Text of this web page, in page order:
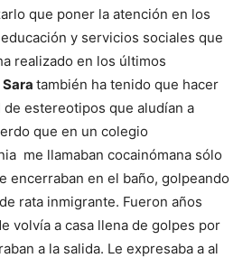
que poner la atención en los
y servicios sociales que
realizado en los últimos
Sara también ha tenido que hacer
estereotipos que aludían a
que en un colegio
me llamaban cocainómana sólo
encerraban en el baño, golpeando
rata inmigrante. Fueron años
volvía a casa llena de golpes por
a la salida. Le expresaba a al